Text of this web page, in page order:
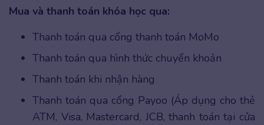
Mua và thanh toán khóa học qua:
Thanh toán qua cổng thanh toán MoMo
Thanh toán qua hình thức chuyển khoản
Thanh toán khi nhận hàng
Thanh toán qua cổng Payoo (Áp dụng cho thẻ
ATM, Visa, Mastercard, JCB, thanh toán tại cửa